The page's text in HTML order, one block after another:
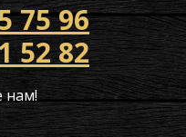
75 96
52 82
нам!